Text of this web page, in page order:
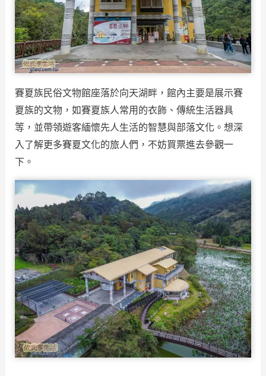
賽夏族民俗文物館座落於向天湖畔，館內主要是展示賽
夏族的文物，如賽夏族人常用的衣飾、傳統生活器具
等，並帶領遊客緬懷先人生活的智慧與部落文化。想深
入了解更多賽夏文化的旅人們，不妨買票進去參觀一
下。